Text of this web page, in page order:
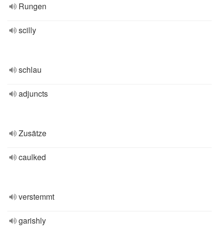
Rungen
scilly
schlau
adjuncts
Zusätze
caulked
verstemmt
garishly